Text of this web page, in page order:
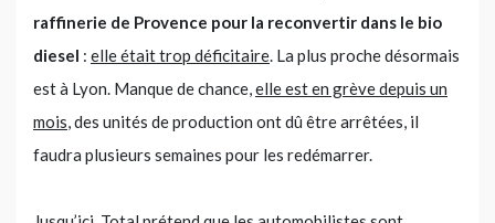
raffinerie de Provence pour la reconvertir dans le bio
diesel : elle était trop déficitaire. La plus proche désormais
est à Lyon. Manque de chance,elle est en grève depuis un
mois, des unités de production ont dû être arrêtées, il
faudra plusieurs semaines pour les redémarrer.